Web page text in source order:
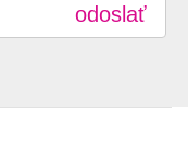
odoslať